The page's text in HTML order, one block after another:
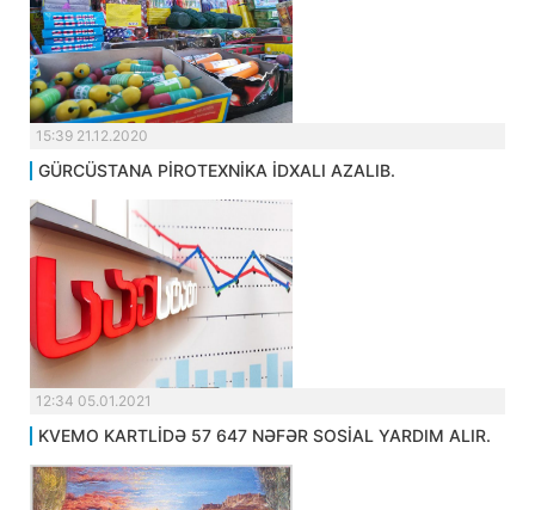
15:39 21.12.2020
GÜRCÜSTANA PİROTEXNİKA İDXALI AZALIB.
12:34 05.01.2021
KVEMO KARTLİDƏ 57 647 NƏFƏR SOSİAL YARDIM ALIR.